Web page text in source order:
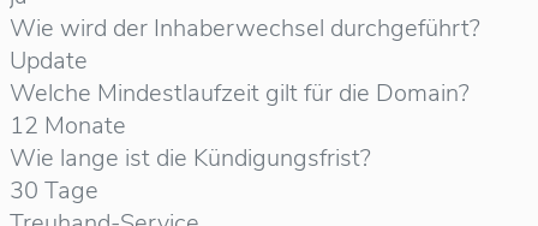
Wie wird der Inhaberwechsel durchgeführt?
Update
Welche Mindestlaufzeit gilt für die Domain?
12 Monate
Wie lange ist die Kündigungsfrist?
30 Tage